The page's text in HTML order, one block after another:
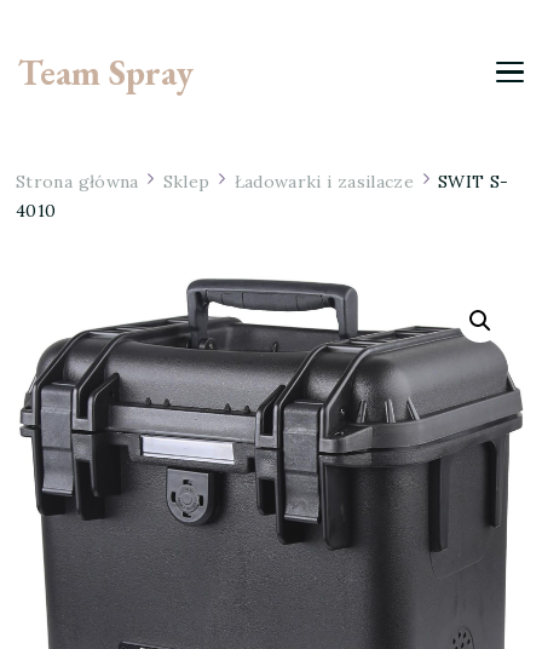
Team Spray
Strona główna Sklep Ładowarki i zasilacze
SWIT S-
4010